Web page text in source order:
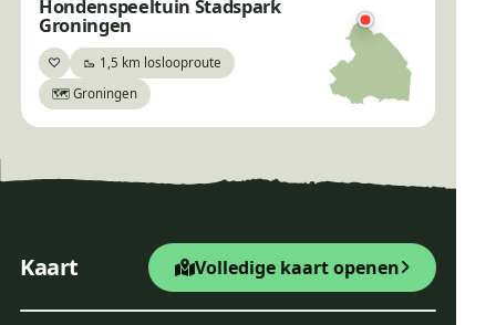
Hondenspeeltuin Stadspark
Groningen
♡Bewaar🥾 1,5 km loslooproute
🗺️ Groningen
Kaart Volledige kaart openen
Startpunt Wandelroute
×
−